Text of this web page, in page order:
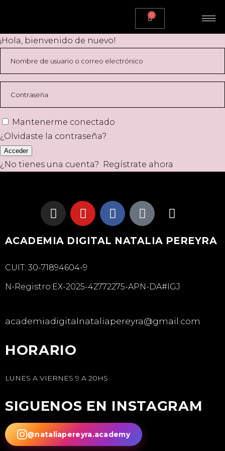
0
¡Hola, bienvenido de nuevo!
Mantenerme conectado
¿Olvidaste la contraseña?
Acceder
¿No tienes una cuenta? Regístrate ahora
ACADEMIA DIGITAL NATALIA PEREYRA
CUIT: 30-71894604-9
N-Registro:EX-2025-42772275-APN-DA#IGJ
academiadigitalnataliapereyra@gmail.com
HORARIO
LUNES A VIERNES 9 A 20HS
SIGUENOS EN INSTAGRAM
@nataliapereyra.academy